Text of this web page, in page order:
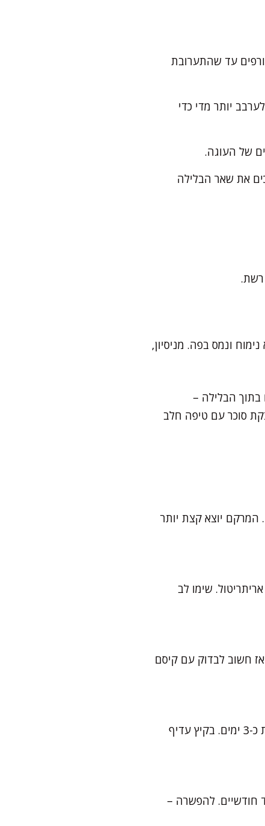
עד שהתערובת
יותר מדי כדי
של העוגה.
את שאר הבלילה
ונמס בפה. מניסיון,
בתוך הבלילה –
סוכר עם טיפה חלב
יוצא קצת יותר
שימו לב
דקות, אז חשוב לבדוק עם קיסם
אטמו היטב עם ניילון נצמד או הכניסו לקופסת עוגות אטומה. בטמפרטורת החדר היא נשמרת כ-3 ימים. בקיץ עדיף
חודשיים. להפשרה –